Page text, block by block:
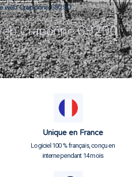
web Craponne 69290
Craponne 69290
Unique en France
Logiciel 100 % français, conçu en
interne pendant 14 mois